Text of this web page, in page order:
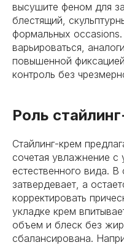
высушите феном для
блестящий,
формальных occasions.
варьироваться,
повышенной
контроль без
Роль
Стайлинг-крем
сочетая увлажнение с
естественного вида. В
затвердевает, а
корректировать
укладке крем
объем и блеск без
сбалансирована.